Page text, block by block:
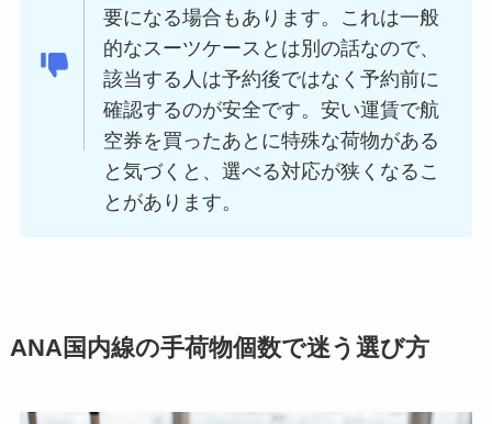
要になる場合もあります。これは一般
的なスーツケースとは別の話なので、
該当する人は予約後ではなく予約前に
確認するのが安全です。安い運賃で航
空券を買ったあとに特殊な荷物がある
と気づくと、選べる対応が狭くなるこ
とがあります。
ANA国内線の手荷物個数で迷う選び方